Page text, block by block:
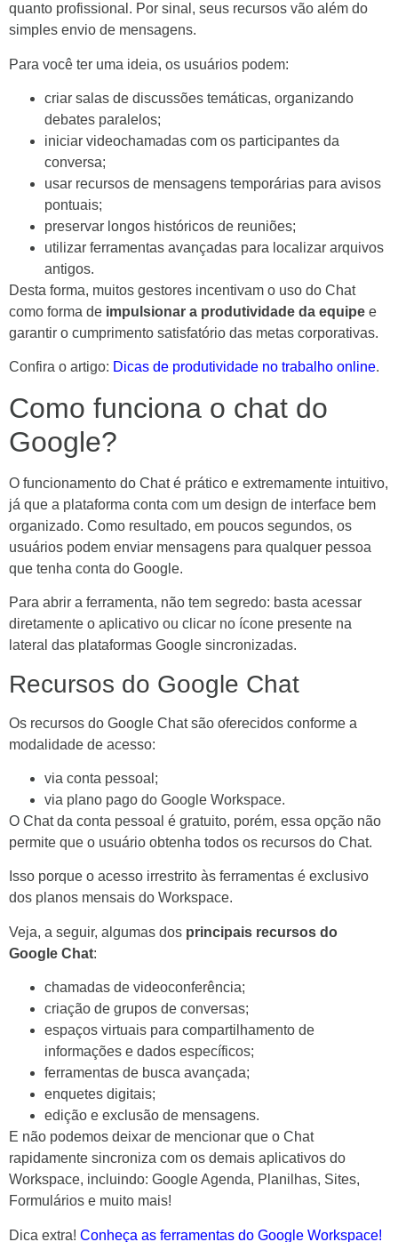
quanto profissional. Por sinal, seus recursos vão além do
simples envio de mensagens.
Para você ter uma ideia, os usuários podem:
criar salas de discussões temáticas, organizando
debates paralelos;
iniciar videochamadas com os participantes da
conversa;
usar recursos de mensagens temporárias para avisos
pontuais;
preservar longos históricos de reuniões;
utilizar ferramentas avançadas para localizar arquivos
antigos.
Desta forma, muitos gestores incentivam o uso do Chat
como forma de impulsionar a produtividade da equipe e
garantir o cumprimento satisfatório das metas corporativas.
Confira o artigo: Dicas de produtividade no trabalho online.
Como funciona o chat do
Google?
O funcionamento do Chat é prático e extremamente intuitivo,
já que a plataforma conta com um design de interface bem
organizado. Como resultado, em poucos segundos, os
usuários podem enviar mensagens para qualquer pessoa
que tenha conta do Google.
Para abrir a ferramenta, não tem segredo: basta acessar
diretamente o aplicativo ou clicar no ícone presente na
lateral das plataformas Google sincronizadas.
Recursos do Google Chat
Os recursos do Google Chat são oferecidos conforme a
modalidade de acesso:
via conta pessoal;
via plano pago do Google Workspace.
O Chat da conta pessoal é gratuito, porém, essa opção não
permite que o usuário obtenha todos os recursos do Chat.
Isso porque o acesso irrestrito às ferramentas é exclusivo
dos planos mensais do Workspace.
Veja, a seguir, algumas dos principais recursos do
Google Chat:
chamadas de videoconferência;
criação de grupos de conversas;
espaços virtuais para compartilhamento de
informações e dados específicos;
ferramentas de busca avançada;
enquetes digitais;
edição e exclusão de mensagens.
E não podemos deixar de mencionar que o Chat
rapidamente sincroniza com os demais aplicativos do
Workspace, incluindo: Google Agenda, Planilhas, Sites,
Formulários e muito mais!
Dica extra! Conheça as ferramentas do Google Workspace!